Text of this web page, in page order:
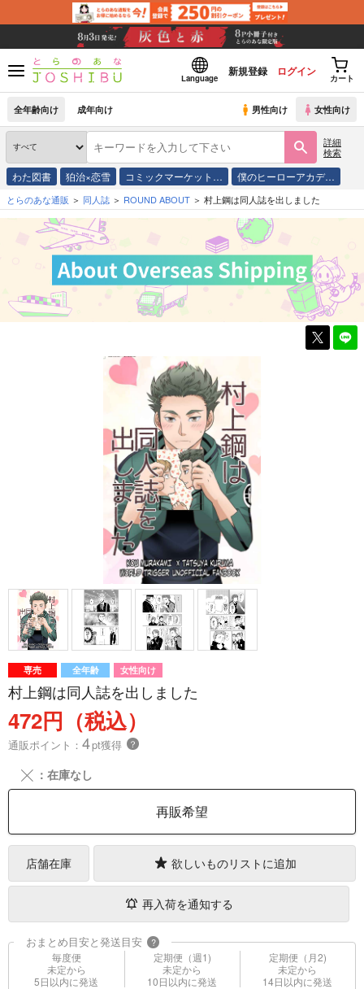
Language
新規登録 ログイン
カート
全年齢向け 成年向け 男性向け 女性向け
詳細
検索
わた図書 狛治×恋雪 コミックマーケット… 僕のヒーローアカデ…
とらのあな通販 同人誌 ROUND ABOUT 村上鋼は同人誌を出しました
専売 全年齢 女性向け
村上鋼は同人誌を出しました
472円（税込）
通販ポイント： 4pt獲得 ？
╳ ：在庫なし
再販希望
店舗在庫 欲しいものリストに追加
再入荷を通知する
おまとめ目安と発送目安 ?
毎度便
未定から
5日以内に発送
定期便（週1)
未定から
10日以内に発送
定期便（月2)
未定から
14日以内に発送